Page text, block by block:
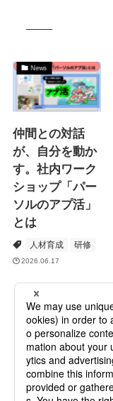
News
仲間との対話
が、自分を動か
す。社内ワーク
ショップ「パー
ソルのアプ活」
とは
人材育成 研修
2026.06.17